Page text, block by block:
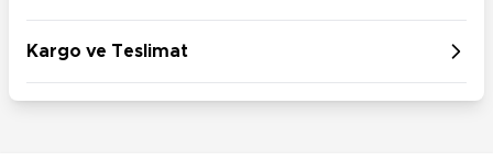
Kargo ve Teslimat